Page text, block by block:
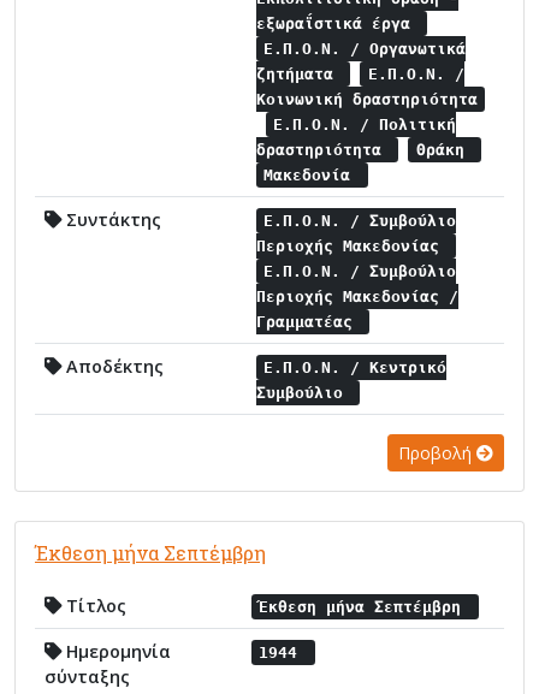
εξωραΐστικά έργα
Ε.Π.Ο.Ν. / Οργανωτικά
ζητήματα
Ε.Π.Ο.Ν. /
Κοινωνική δραστηριότητα
Ε.Π.Ο.Ν. / Πολιτική
δραστηριότητα
Θράκη
Μακεδονία
Συντάκτης
Ε.Π.Ο.Ν. / Συμβούλιο
Περιοχής Μακεδονίας
Ε.Π.Ο.Ν. / Συμβούλιο
Περιοχής Μακεδονίας /
Γραμματέας
Αποδέκτης
Ε.Π.Ο.Ν. / Κεντρικό
Συμβούλιο
Προβολή
Έκθεση μήνα Σεπτέμβρη
Τίτλος Έκθεση μήνα Σεπτέμβρη
Ημερομηνία
σύνταξης
1944